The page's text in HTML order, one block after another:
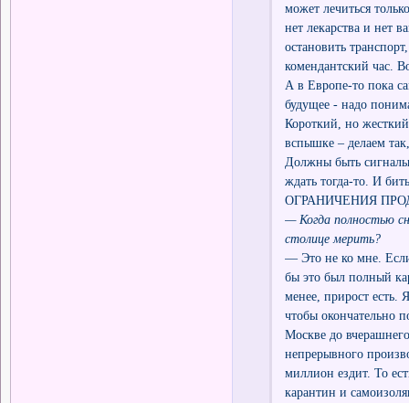
может лечиться
нет лекарства и нет
остановить
комендантский час.
А в Европе-то пока
будущее - надо
Короткий, но
вспышке – делаем
Должны быть
ждать тогда-то. И
ОГРАНИЧЕНИЯ
— Когда полностью
столице мерить?
— Это не ко мне.
бы это был полный
менее, прирост есть.
чтобы окончательно
Москве до
непрерывного
миллион ездит. То
карантин и